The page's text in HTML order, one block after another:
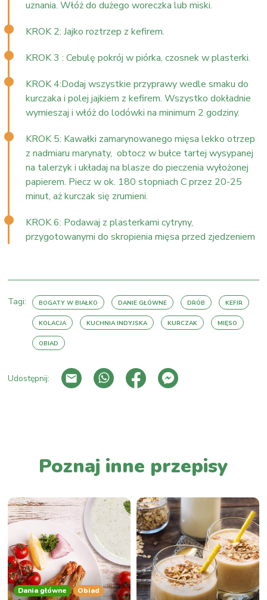
uznania. Włóż do dużego woreczka lub miski.
KROK 2: Jajko roztrzep z kefirem.
KROK 3 : Cebulę pokrój w piórka, czosnek w plasterki.
KROK 4:Dodaj wszystkie przyprawy wedle smaku do
kurczaka i polej jajkiem z kefirem. Wszystko dokładnie
wymieszaj i włóż do lodówki na minimum 2 godziny.
KROK 5: Kawałki zamarynowanego mięsa lekko otrzep
z nadmiaru marynaty, obtocz w bułce tartej wysypanej
na talerzyk i układaj na blasze do pieczenia wyłożonej
papierem. Piecz w ok. 180 stopniach C przez 20-25
minut, aż kurczak się zrumieni.
KROK 6: Podawaj z plasterkami cytryny,
przygotowanymi do skropienia mięsa przed zjedzeniem
Tagi: BOGATY W BIAŁKO DANIE GŁÓWNE DRÓB KEFIR
KOLACJA KUCHNIA INDYJSKA KURCZAK MIĘSO
OBIAD
Udostępnij:
Poznaj inne przepisy
Dania główne Obiad